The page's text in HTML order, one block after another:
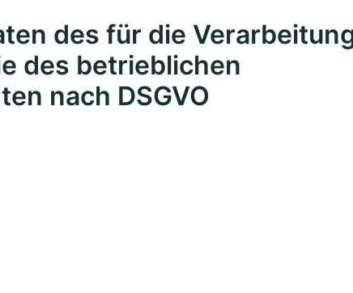
des für die
des betrieblichen
nach DSGVO